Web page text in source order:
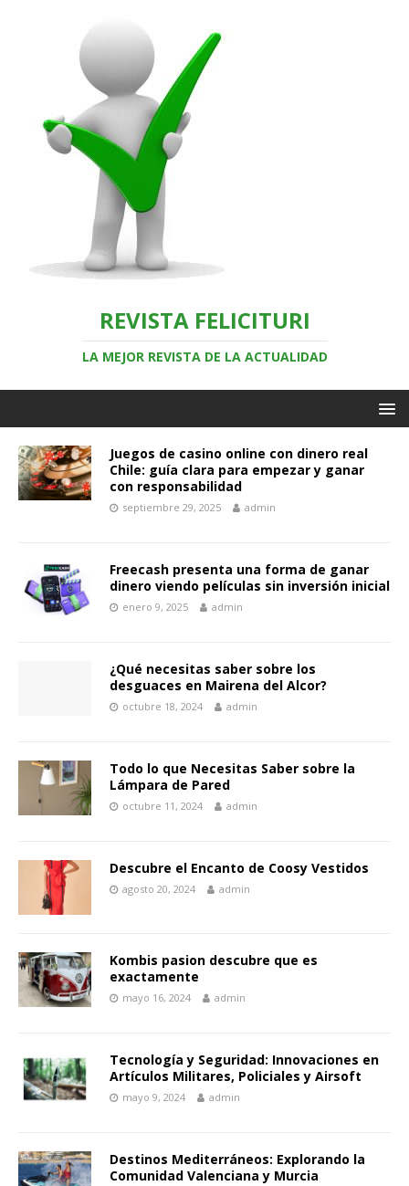
REVISTA FELICITURI
LA MEJOR REVISTA DE LA ACTUALIDAD
Juegos de casino online con dinero real
Chile: guía clara para empezar y ganar
con responsabilidad
septiembre 29, 2025 admin
Freecash presenta una forma de ganar
dinero viendo películas sin inversión inicial
enero 9, 2025 admin
¿Qué necesitas saber sobre los
desguaces en Mairena del Alcor?
octubre 18, 2024 admin
Todo lo que Necesitas Saber sobre la
Lámpara de Pared
octubre 11, 2024 admin
Descubre el Encanto de Coosy Vestidos
agosto 20, 2024 admin
Kombis pasion descubre que es
exactamente
mayo 16, 2024 admin
Tecnología y Seguridad: Innovaciones en
Artículos Militares, Policiales y Airsoft
mayo 9, 2024 admin
Destinos Mediterráneos: Explorando la
Comunidad Valenciana y Murcia